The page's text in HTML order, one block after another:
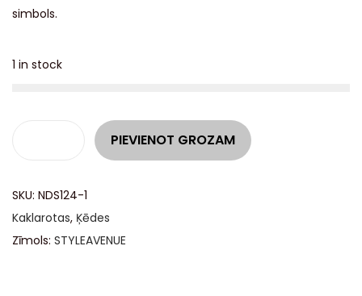
simbols.
1 in stock
PIEVIENOT GROZAM
SKU: NDS124-1
Kaklarotas, Ķēdes
Zīmols: STYLEAVENUE